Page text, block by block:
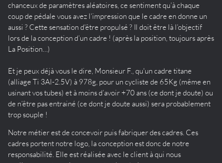
chanceux de paramètres aléatoires, ce sentiment qu’à chaque
coup de pédale vous avez l’impression que le cadre en donne un
aussi ? Cette sensation d'être propulsé ? Il doit être là l’objectif
lors de la conception d’un cadre ! (après la position, toujours après
La Position…)
Et je peux déjà vous le dire, Monsieur F., qu'un cadre titane
(alliage Ti 3Al-2.5V) à 978g, pour un cycliste de 65Kg (même en
usinant vos tubes) et à moins d’avoir +70 ans (ce dont je doute) ou
de n’être pas entrainé (ce dont je doute aussi) sera probablement
trop souple !
Notre métier est de concevoir puis fabriquer des cadres. Ces
cadres portent notre logo, la conception est donc de notre
responsabilité. Elle est réalisée avec le client à qui nous